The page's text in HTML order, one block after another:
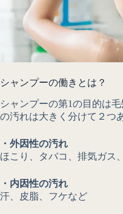
シャンプーの働きとは？
シャンプーの第1の目的は
の汚れは大きく分けて２つ
・外因性の汚れ
ほこり、タバコ、排気ガス
・内因性の汚れ
汗、皮脂、フケなど